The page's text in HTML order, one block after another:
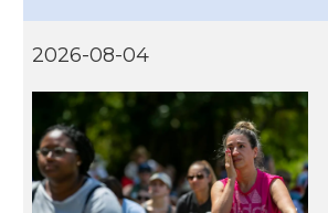
2026-08-04